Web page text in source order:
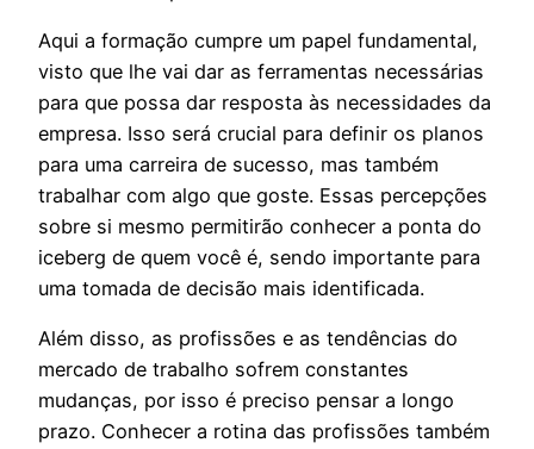
Aqui a formação cumpre um papel fundamental,
visto que lhe vai dar as ferramentas necessárias
para que possa dar resposta às necessidades da
empresa. Isso será crucial para definir os planos
para uma carreira de sucesso, mas também
trabalhar com algo que goste. Essas percepções
sobre si mesmo permitirão conhecer a ponta do
iceberg de quem você é, sendo importante para
uma tomada de decisão mais identificada.
Além disso, as profissões e as tendências do
mercado de trabalho sofrem constantes
mudanças, por isso é preciso pensar a longo
prazo. Conhecer a rotina das profissões também